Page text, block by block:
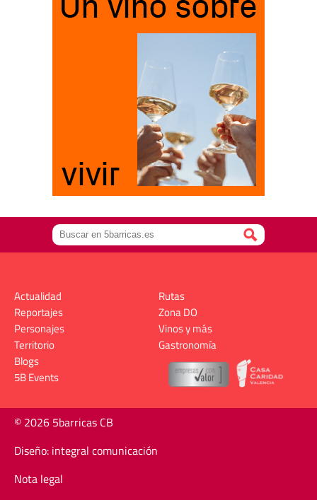
Actualidad
Reportajes
Personajes
Territorio
Rutas
Zona DO
Vinos y más
Gastronomía
Blogs
5B Events
© 2026 5barricas CB
Diseño: integral comunicación
Nota legal